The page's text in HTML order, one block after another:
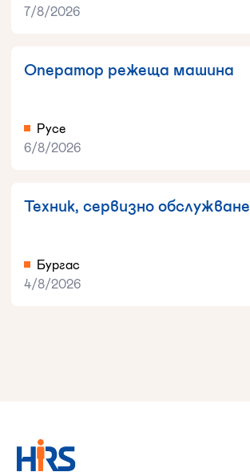
7/8/2026
Оператор режеща машина
Русе
6/8/2026
Техник, сервизно обслужване
Бургас
4/8/2026